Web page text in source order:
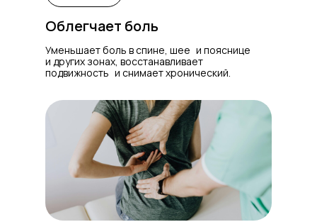
Облегчает боль
Уменьшает боль в спине, шее и пояснице
и других зонах, восстанавливает
подвижность и снимает хронический.